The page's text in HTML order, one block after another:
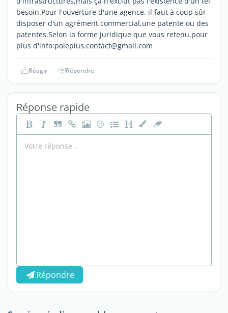
besoin.Pour l'ouverture d'une agence, il faut à coup sûr
disposer d'un agrément commercial,une patente ou des
patentes.Selon la forme juridique que vous retenu.pour
plus d'info:poleplus.contact@gmail.com
Réagir Répondre
Réponse rapide
Répondre